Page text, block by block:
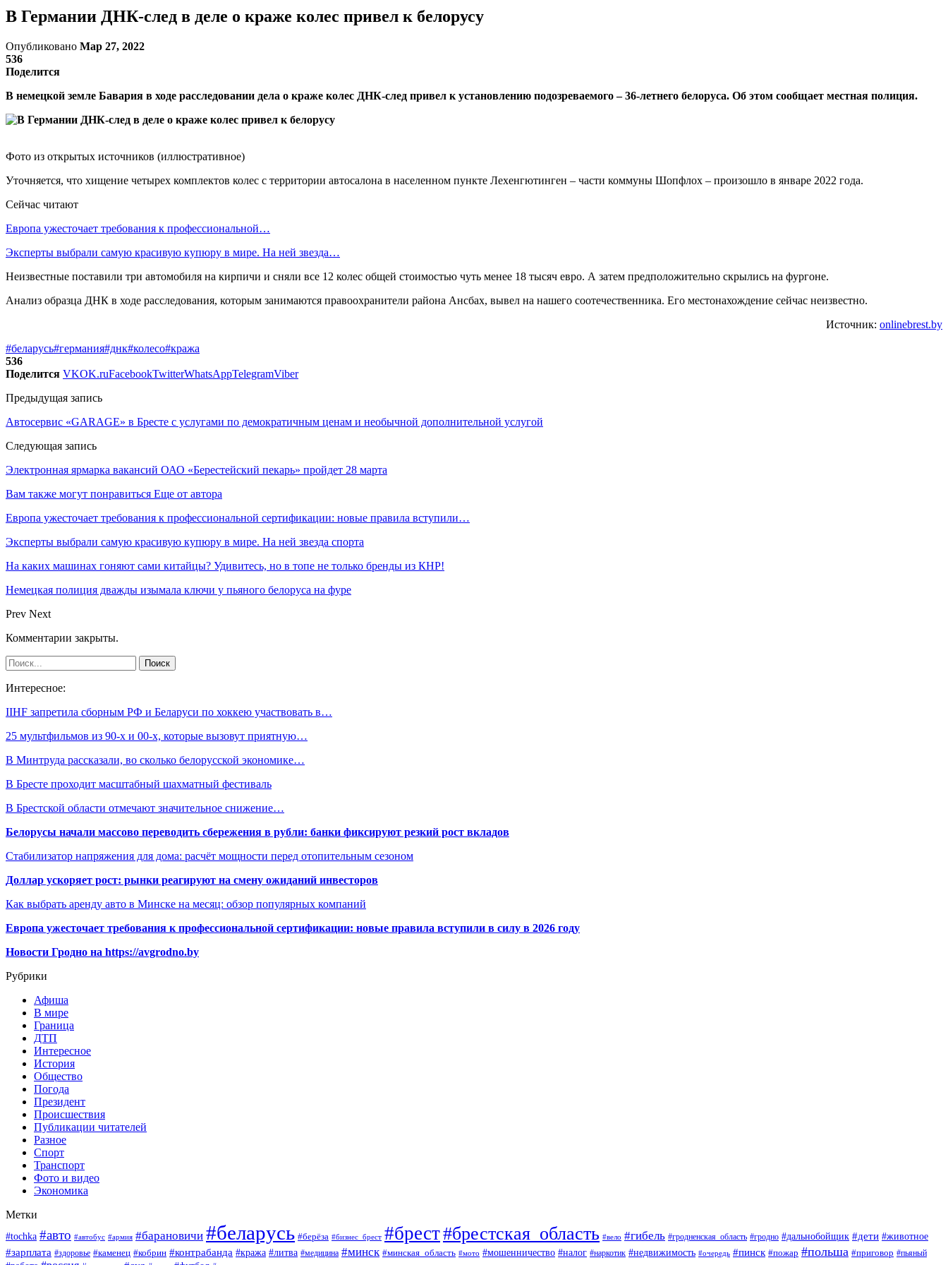
В Германии ДНК-след в деле о краже колес привел к белорусу
Опубликовано Мар 27, 2022
536
Поделится
В немецкой земле Бавария в ходе расследовании дела о краже колес ДНК-след привел к установлению подозреваемого – 36-летнего белоруса. Об этом сообщает местная полиция.
Фото из открытых источников (иллюстративное)
Уточняется, что хищение четырех комплектов колес с территории автосалона в населенном пункте Лехенгютинген – части коммуны Шопфлох – произошло в январе 2022 года.
Сейчас читают
Европа ужесточает требования к профессиональной…
Эксперты выбрали самую красивую купюру в мире. На ней звезда…
Неизвестные поставили три автомобиля на кирпичи и сняли все 12 колес общей стоимостью чуть менее 18 тысяч евро. А затем предположительно скрылись на фургоне.
Анализ образца ДНК в ходе расследования, которым занимаются правоохранители района Ансбах, вывел на нашего соотечественника. Его местонахождение сейчас неизвестно.
Источник: onlinebrest.by
#беларусь#германия#днк#колесо#кража
536
Поделится VKOK.ruFacebookTwitterWhatsAppTelegramViber
Предыдущая запись
Автосервис «GARAGE» в Бресте с услугами по демократичным ценам и необычной дополнительной услугой
Следующая запись
Электронная ярмарка вакансий ОАО «Берестейский пекарь» пройдет 28 марта
Вам также могут понравиться Еще от автора
Европа ужесточает требования к профессиональной сертификации: новые правила вступили…
Эксперты выбрали самую красивую купюру в мире. На ней звезда спорта
На каких машинах гоняют сами китайцы? Удивитесь, но в топе не только бренды из КНР!
Немецкая полиция дважды изымала ключи у пьяного белоруса на фуре
Prev Next
Комментарии закрыты.
Интересное:
IIHF запретила сборным РФ и Беларуси по хоккею участвовать в…
25 мультфильмов из 90-х и 00-х, которые вызовут приятную…
В Минтруда рассказали, во сколько белорусской экономике…
В Бресте проходит масштабный шахматный фестиваль
В Брестской области отмечают значительное снижение…
Белорусы начали массово переводить сбережения в рубли: банки фиксируют резкий рост вкладов
Стабилизатор напряжения для дома: расчёт мощности перед отопительным сезоном
Доллар ускоряет рост: рынки реагируют на смену ожиданий инвесторов
Как выбрать аренду авто в Минске на месяц: обзор популярных компаний
Европа ужесточает требования к профессиональной сертификации: новые правила вступили в силу в 2026 году
Новости Гродно на https://avgrodno.by
Рубрики
Афиша
В мире
Граница
ДТП
Интересное
История
Общество
Погода
Президент
Происшествия
Публикации читателей
Разное
Спорт
Транспорт
Фото и видео
Экономика
Метки
#tochka #авто #автобус #армия #барановичи #беларусь #берёза #бизнес_брест #брест#брестская_область #вело #гибель #гродненская_область #гродно #дальнобойщик #дети #животное
#зарплата #здоровье #каменец #кобрин #контрабанда #кража #литва #медицина #минск #минская_область #мото #мошенничество #налог #наркотик #недвижимость #очередь #пинск #пожар #польша #приговор #пьяный